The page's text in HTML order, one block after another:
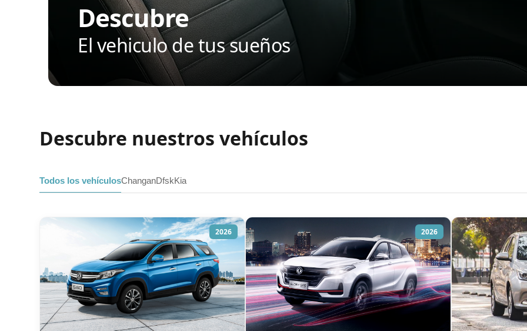
Descubre
El vehiculo de tus sueños
Descubre nuestros vehículos
Todos los vehículosChanganDfskKia
2026 2026